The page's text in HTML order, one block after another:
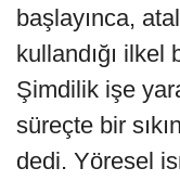
başlayınca,
kullandığı ilkel
Şimdilik işe
süreçte bir
dedi. Yöresel